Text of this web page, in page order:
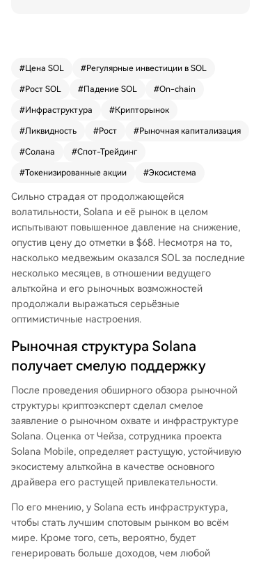
и, хотя многие ещё не осознают её преимуще
ств для торговли. Сеть Solana демонстрирует
енерированного капитала (TCG) достиг рекор
дных $73,6 млн. Кроме того, Solana стала лид
ером по рыночной капитализации токенизиро
го рынка на 54% за неделю до $724,1 млн. Эт
и данные подчёркивают растущую экономиче
скую активность и доминирование Solana в кл
ючевых областях, несмотря на краткосрочное
давление на цену.
#Цена SOL #Регулярные инвестиции в SOL
#Рост SOL #Падение SOL #On-chain
#Инфраструктура #Крипторынок
#Ликвидность #Рост #Рыночная капитализация
#Солана #Спот-Трейдинг
#Токенизированные акции #Экосистема
Сильно страдая от продолжающейся
волатильности, Solana и её рынок в целом
испытывают повышенное давление на снижение,
опустив цену до отметки в $68. Несмотря на то,
насколько медвежьим оказался SOL за последние
несколько месяцев, в отношении ведущего
альткойна и его рыночных возможностей
продолжали выражаться серьёзные
оптимистичные настроения.
Рыночная структура Solana
получает смелую поддержку
После проведения обширного обзора рыночной
структуры криптоэксперт сделал смелое
заявление о рыночном охвате и инфраструктуре
Solana. Оценка от Чейза, сотрудника проекта
Solana Mobile, определяет растущую, устойчивую
экосистему альткойна в качестве основного
драйвера его растущей привлекательности.
По его мнению, у Solana есть инфраструктура,
чтобы стать лучшим спотовым рынком во всём
мире. Кроме того, сеть, вероятно, будет
генерировать больше доходов, чем любой